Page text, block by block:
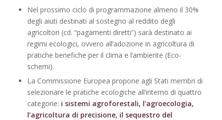
Nel prossimo ciclo di programmazione almeno il 30%
degli aiuti destinati al sostegno al reddito degli
agricoltori (cd. “pagamenti diretti”) sarà destinato ai
regimi ecologici, ovvero all’adozione in agricoltura di
pratiche benefiche per il clima e l’ambiente (Eco-
schemi).
La Commissione Europea propone agli Stati membri di
selezionare le pratiche ecologiche all’interno di quattro
categorie: i sistemi agroforestali, l’agroecologia,
l’agricoltura di precisione, il sequestro del